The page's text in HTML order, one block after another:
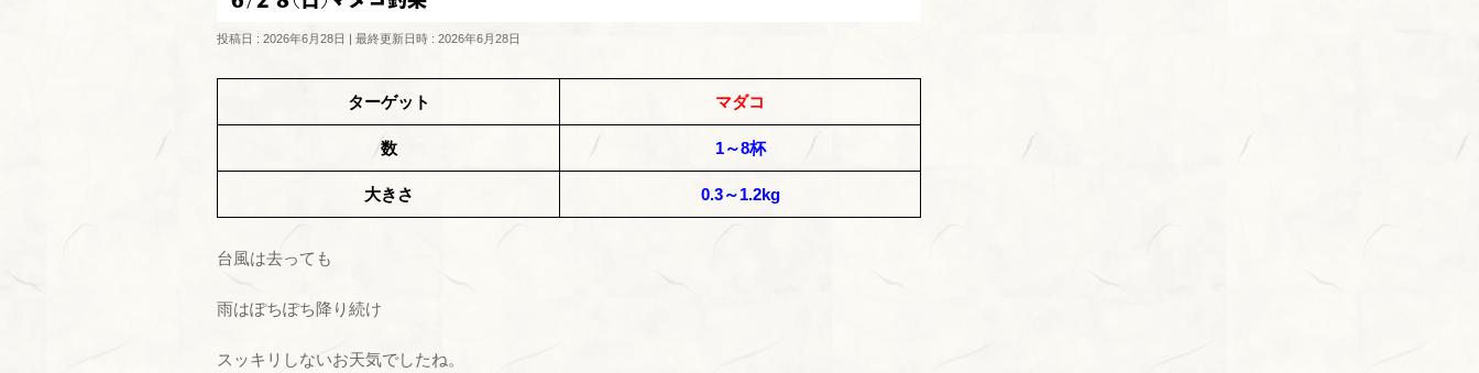
投稿日 : 2026年6月28日 最終更新日時 : 2026年6月28日
ターゲット マダコ
数 1～8杯
大きさ 0.3～1.2kg
台風は去っても
雨はぽちぽち降り続け
スッキリしないお天気でしたね。